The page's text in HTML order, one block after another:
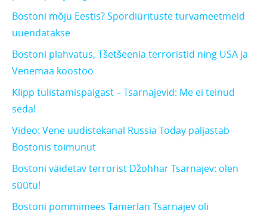
Bostoni mõju Eestis? Spordiürituste turvameetmeid
uuendatakse
Bostoni plahvatus, Tšetšeenia terroristid ning USA ja
Venemaa koostöö
Klipp tulistamispaigast – Tsarnajevid: Me ei teinud
seda!
Video: Vene uudistekanal Russia Today paljastab
Bostonis toimunut
Bostoni väidetav terrorist Džohhar Tsarnajev: olen
süütu!
Bostoni pommimees Tamerlan Tsarnajev oli